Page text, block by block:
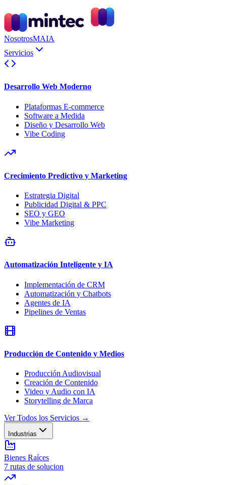
NosotrosMAIA
Servicios
Desarrollo Web Moderno
Plataformas E-commerce
Software a Medida
Diseño y Desarrollo Web
Vibe Coding
Crecimiento Predictivo y Marketing
Estrategia Digital
Publicidad Digital & PPC
SEO y GEO
Vibe Marketing
Automatización Inteligente y IA
Implementación de CRM
Automatización y Chatbots
Agentes de IA
Pipelines de Ventas
Producción de Contenido y Medios
Producción Audiovisual
Creación de Contenido
Video y Audio con IA
Storytelling de Marca
Ver Todos los Servicios →
Industrias
Bienes Raíces
7 rutas de solucion